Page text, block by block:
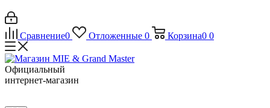
Сравнение0 Отложенные 0 Корзина0 0
Официальный
интернет-магазин